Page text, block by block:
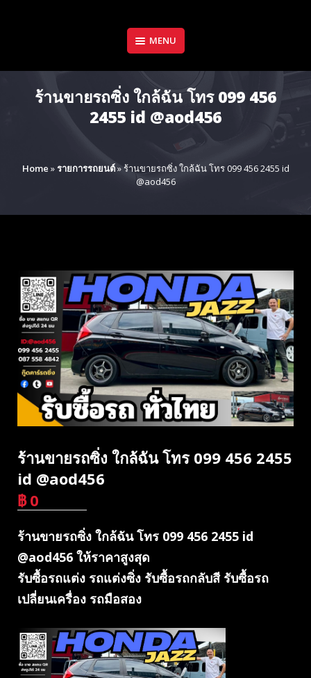
MENU
ร้านขายรถซิ่ง ใกล้ฉัน โทร 099 456
2455 id @aod456
Home »รายการรถยนต์»ร้านขายรถซิ่ง ใกล้ฉัน โทร 099 456 2455 id
@aod456
ร้านขายรถซิ่ง ใกล้ฉัน โทร 099 456 2455
id @aod456
฿ 0
ร้านขายรถซิ่ง ใกล้ฉัน โทร 099 456 2455 id
@aod456 ให้ราคาสูงสุด
รับซื้อรถแต่ง รถแต่งซิ่ง รับซื้อรถกลับสี รับซื้อรถ
เปลี่ยนเครื่อง รถมือสอง